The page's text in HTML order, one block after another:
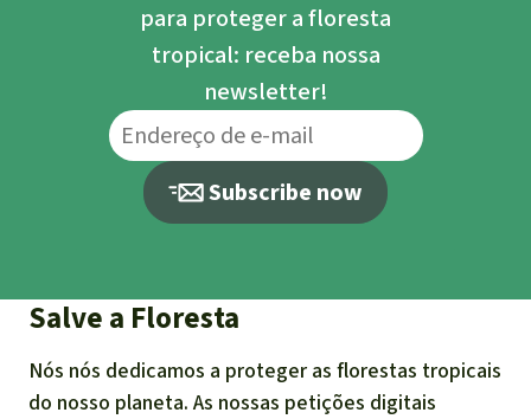
para proteger a floresta
tropical: receba nossa
newsletter!
Subscribe now
Salve a Floresta
Nós nós dedicamos a proteger as florestas tropicais
do nosso planeta. As nossas petições digitais